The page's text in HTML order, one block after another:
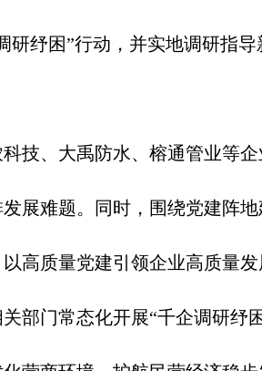
纾困”行动，并实地调研指
、大禹防水、榕通管业等企
展难题。同时，围绕党建阵
高质量党建引领企业高质量发
门常态化开展“千企调研纾